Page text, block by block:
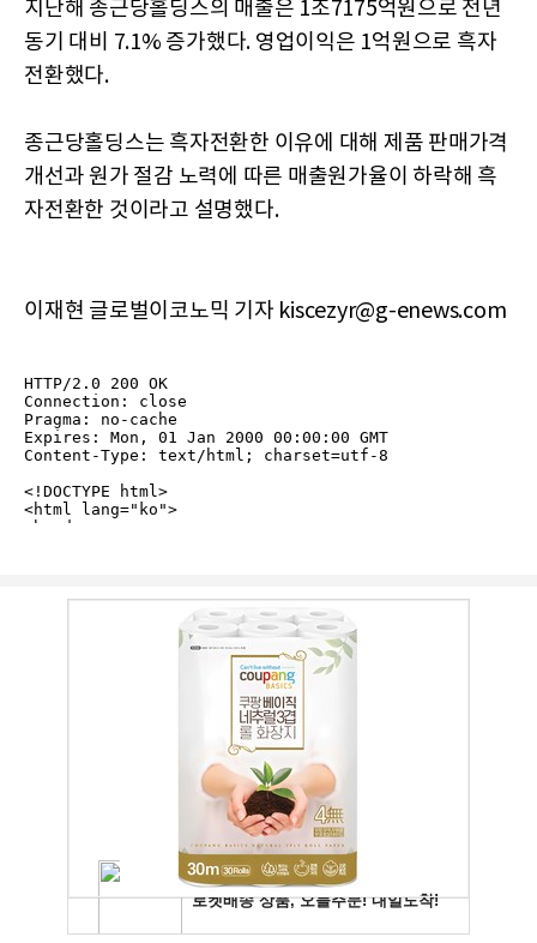
지난해 종근당홀딩스의 매출은 1조7175억원으로 전년
동기 대비 7.1% 증가했다. 영업이익은 1억원으로 흑자
전환했다.
종근당홀딩스는 흑자전환한 이유에 대해 제품 판매가격
개선과 원가 절감 노력에 따른 매출원가율이 하락해 흑
자전환한 것이라고 설명했다.
이재현 글로벌이코노믹 기자 kiscezyr@g-enews.com